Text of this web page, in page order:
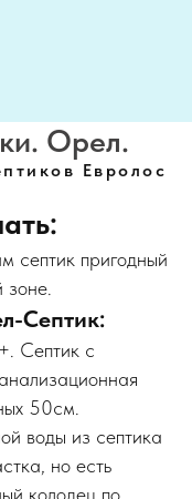
Орел.
Евролос
септик пригодный
зоне.
Септик:
Септик с
50см.
воды из септика
но есть
колодец по